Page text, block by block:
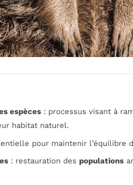
espèces : processus visant à
habitat naturel.
pour maintenir l’équilibre
: restauration des populations